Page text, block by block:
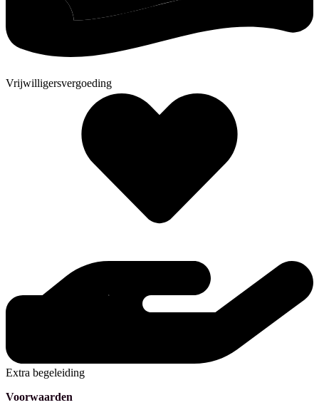
Vrijwilligersvergoeding
Extra begeleiding
Voorwaarden